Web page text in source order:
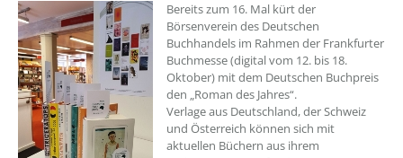
Bereits zum 16. Mal kürt der
Börsenverein des Deutschen
Buchhandels im Rahmen der Frankfurter
Buchmesse (digital vom 12. bis 18.
Oktober) mit dem Deutschen Buchpreis
den „Roman des Jahres“.
Verlage aus Deutschland, der Schweiz
und Österreich können sich mit
aktuellen Büchern aus ihrem